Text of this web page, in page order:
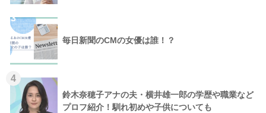
3
毎日新聞のCMの女優は誰！？
4
鈴木奈穂子アナの夫・横井雄一郎の学歴や職業など
プロフ紹介！馴れ初めや子供についても